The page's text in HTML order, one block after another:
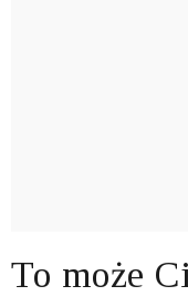
To może